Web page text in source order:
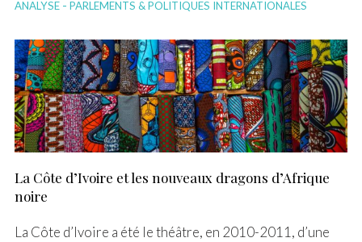
ANALYSE - PARLEMENTS & POLITIQUES INTERNATIONALES
La Côte d’Ivoire et les nouveaux dragons d’Afrique
noire
La Côte d’Ivoire a été le théâtre, en 2010-2011, d’une